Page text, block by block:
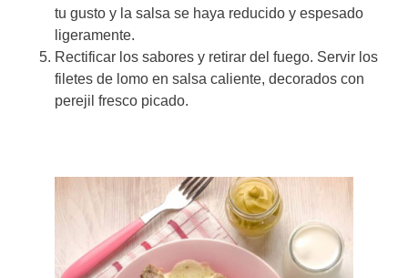
tu gusto y la salsa se haya reducido y espesado
ligeramente.
Rectificar los sabores y retirar del fuego. Servir los
filetes de lomo en salsa caliente, decorados con
perejil fresco picado.